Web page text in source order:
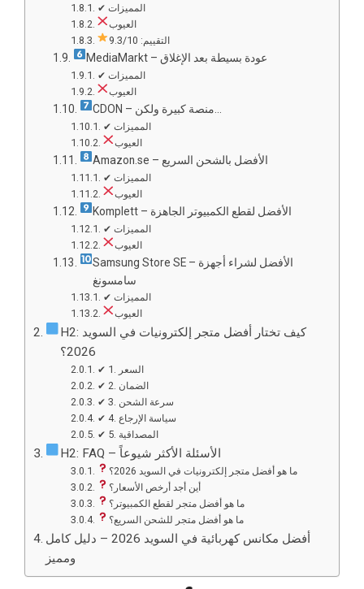
✔ المميزات
العيوب
التقييم: 9.3/10
MediaMarkt – عودة بسيطة بعد الإغلاق
✔ المميزات
العيوب
✔ المميزات
العيوب
Amazon.se – الأفضل بالشحن السريع
✔ المميزات
العيوب
Komplett – الأفضل لقطع الكمبيوتر الجاهزة
✔ المميزات
العيوب
Samsung Store SE – الأفضل لشراء أجهزة
سامسونغ
✔ المميزات
العيوب
H2: كيف تختار أفضل متجر إلكترونيات في السويد
2026؟
✔ 1. السعر
✔ 2. الضمان
✔ 3. سرعة الشحن
✔ 4. سياسة الإرجاع
✔ 5. المصداقية
H2: FAQ – الأسئلة الأكثر شيوعاً
ما هو أفضل متجر إلكترونيات في السويد 2026؟
أين أجد أرخص الأسعار؟
ما هو أفضل متجر لقطع الكمبيوتر؟
ما هو أفضل متجر للشحن السريع؟
أفضل مكانس كهربائية في السويد 2026 – دليل كامل
ومميز